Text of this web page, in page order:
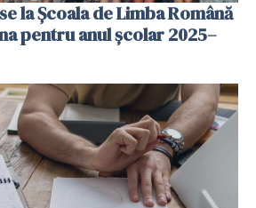
la Școala de Limba Română
pentru anul școlar 2025–